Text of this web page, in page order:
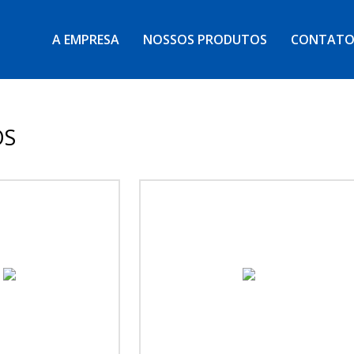
A EMPRESA NOSSOS PRODUTOS CONTATO